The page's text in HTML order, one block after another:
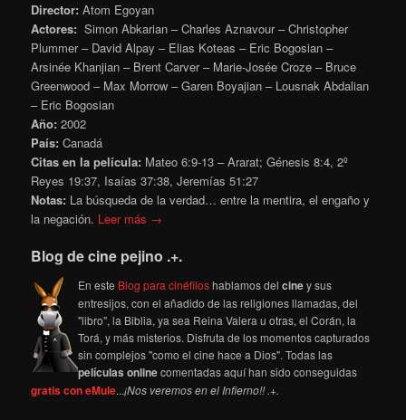
Director:Atom Egoyan
Actores: Simon Abkarian – Charles Aznavour – Christopher
Plummer – David Alpay – Elias Koteas – Eric Bogosian –
Arsinée Khanjian – Brent Carver – Marie-Josée Croze – Bruce
Greenwood – Max Morrow – Garen Boyajian – Lousnak Abdalian
– Eric Bogosian
Año: 2002
País: Canadá
Citas en la película: Mateo 6:9-13 – Ararat; Génesis 8:4, 2º
Reyes 19:37, Isaías 37:38, Jeremías 51:27
Notas: La búsqueda de la verdad… entre la mentira, el engaño y
la negación. Leer más →
Blog de cine pejino .+.
En este Blog para cinéfiloshablamos delciney sus
entresijos, con el añadido de las religiones llamadas, del
"libro", la Biblia, ya sea Reina Valera u otras, el Corán, la
Torá, y más misterios. Disfruta de los momentos capturados
sin complejos "como el cine hace a Dios". Todas las
películas onlinecomentadas aquí han sido conseguidas
gratis con eMule...¡Nos veremos en el Infierno!! .+.